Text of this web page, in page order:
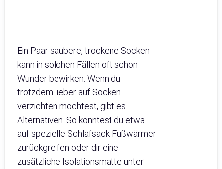
Ein Paar saubere, trockene Socken
kann in solchen Fällen oft schon
Wunder bewirken. Wenn du
trotzdem lieber auf Socken
verzichten möchtest, gibt es
Alternativen. So könntest du etwa
auf spezielle Schlafsack-Fußwärmer
zurückgreifen oder dir eine
zusätzliche Isolationsmatte unter